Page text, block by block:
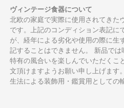
ヴィンテージ食器について
北欧の家庭で実際に使用されてきた
です。上記のコンディション表記に
が、経年による劣化や使用の際に生
記することはできません。 新品で
特有の風合いを楽しんでいただくこ
文頂けますようお願い申し上げます
生法による装飾用・鑑賞用としての